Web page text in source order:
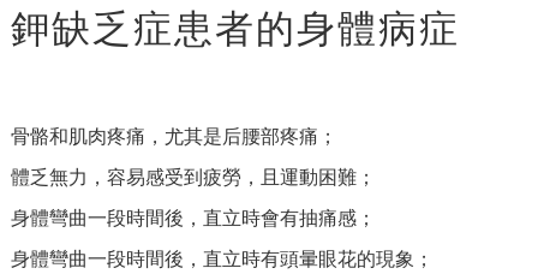
鉀缺乏症患者的身體病症
骨骼和肌肉疼痛，尤其是后腰部疼痛；
體乏無力，容易感受到疲勞，且運動困難；
身體彎曲一段時間後，直立時會有抽痛感；
身體彎曲一段時間後，直立時有頭暈眼花的現象；